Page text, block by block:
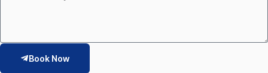
Book Now